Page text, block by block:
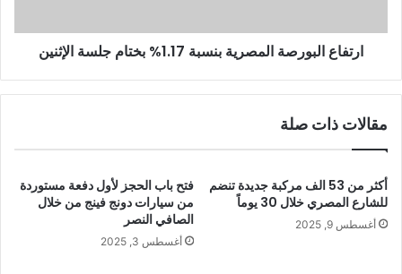
ارتفاع البورصة المصرية بنسبة 1.17% بختام جلسة الإثنين
مقالات ذات صلة
أكثر من 53 الف مركبة جديدة تنضم
للشارع المصري خلال 30 يوماً
أغسطس 9, 2025
فتح باب الحجز لأول دفعة مستوردة
من سيارات دونج فينج من خلال
الصافي النصر
أغسطس 3, 2025